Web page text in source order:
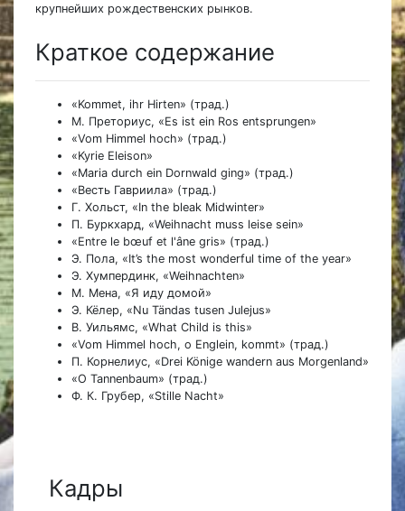
крупнейших рождественских рынков.
Краткое содержание
«Kommet, ihr Hirten» (трад.)
М. Преториус, «Es ist ein Ros entsprungen»
«Vom Himmel hoch» (трад.)
«Kyrie Eleison»
«Maria durch ein Dornwald ging» (трад.)
«Весть Гавриила» (трад.)
Г. Хольст, «In the bleak Midwinter»
П. Буркхард, «Weihnacht muss leise sein»
«Entre le bœuf et l'âne gris» (трад.)
Э. Пола, «It’s the most wonderful time of the year»
Э. Хумпердинк, «Weihnachten»
М. Мена, «Я иду домой»
Э. Кёлер, «Nu Tändas tusen Julejus»
В. Уильямс, «What Сhild is this»
«Vom Himmel hoch, o Englein, kommt» (трад.)
П. Корнелиус, «Drei Könige wandern aus Morgenland»
«O Tannenbaum» (трад.)
Ф. К. Грубер, «Stille Nacht»
Кадры